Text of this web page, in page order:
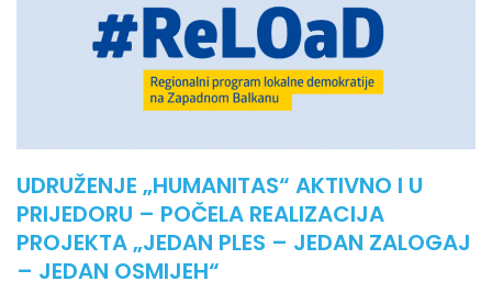
UDRUŽENJE „HUMANITAS“ AKTIVNO I U
PRIJEDORU – POČELA REALIZACIJA
PROJEKTA „JEDAN PLES – JEDAN ZALOGAJ
– JEDAN OSMIJEH“